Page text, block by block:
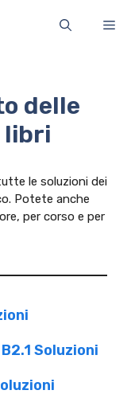
delle
libri
le soluzioni dei
Potete anche
per corso e per
Soluzioni